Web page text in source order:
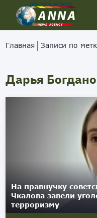
Главная Записи по
Дарья
На правнучку
Чкалова завели
терроризму